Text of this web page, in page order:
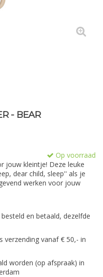
- BEAR
Op voorraad
jouw kleintje! Deze leuke
dear child, sleep'' als je
werken voor jouw
en betaald, dezelfde
verzending vanaf € 50,- in
worden (op afspraak) in